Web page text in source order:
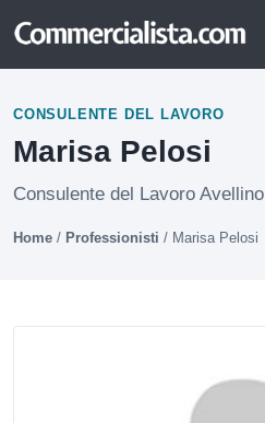
CONSULENTE DEL LAVORO
Marisa Pelosi
Consulente del Lavoro Avellino
Home / Professionisti / Marisa Pelosi